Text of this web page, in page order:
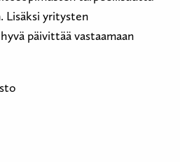
Lisäksi yritysten
päivittää vastaamaan